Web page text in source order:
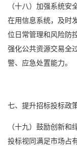
（十八）加强系统
在用信息系统，及时
位日常管理和风险防
强化公共资源交易全
警、应急处置能力。
七、提升招标投标政
（十九）鼓励创新
投标视同满足市场占